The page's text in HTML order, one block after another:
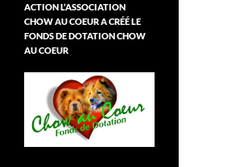
ACTION L’ASSOCIATION
CHOW AU COEUR A CRÉÉ LE
FONDS DE DOTATION CHOW
AU COEUR